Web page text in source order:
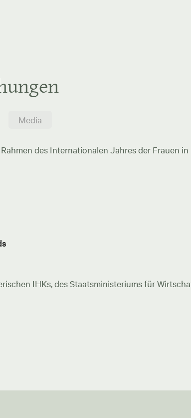
Media
des Internationalen Jahres der Frauen in
IHKs, des Staatsministeriums für